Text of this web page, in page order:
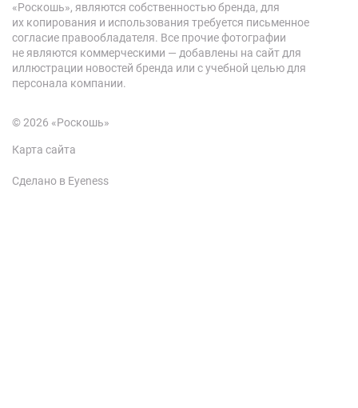
«Роскошь», являются собственностью бренда, для
их копирования и использования требуется письменное
согласие правообладателя. Все прочие фотографии
не являются коммерческими — добавлены на сайт для
иллюстрации новостей бренда или с учебной целью для
персонала компании.
© 2026 «Роскошь»
Карта сайта
Сделано в Eyeness